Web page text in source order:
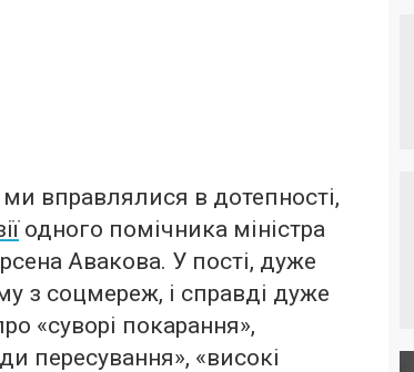
вправлялися в дотепності,
одного помічника міністра
Авакова. У пості, дуже
з соцмереж, і справді дуже
«суворі покарання»,
пересування», «високі